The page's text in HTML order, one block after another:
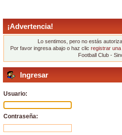
¡Advertencia!
Lo sentimos, pero no estás
Por favor ingresa abajo o haz clic registrar una
Football Club -
Ingresar
Usuario:
Contraseña: